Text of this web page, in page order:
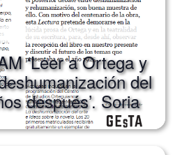
‘Leer a Ortega y
del
después’. Soria